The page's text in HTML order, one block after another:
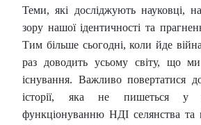
Теми, які досліджують науковці,
зору нашої ідентичності та
Тим більше сьогодні, коли йде
раз доводить усьому світу, що
існування. Важливо повертатися
історії, яка не пишеться у
функціонуванню НДІ селянства та